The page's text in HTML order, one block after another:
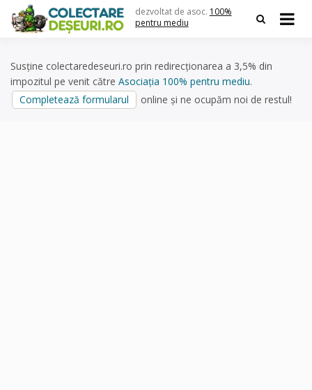
content
dezvoltat de asoc. 100%
pentru mediu
Susține colectaredeseuri.ro prin redirecționarea a 3,5% din
impozitul pe venit către Asociația 100% pentru mediu.
Completează formularul
online și ne ocupăm noi de restul!